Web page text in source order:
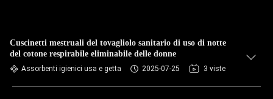
Cuscinetti mestruali del tovagliolo sanitario di uso di notte
del cotone respirabile eliminabile delle donne
Assorbenti igienici usa e getta 2025-07-25 3 viste